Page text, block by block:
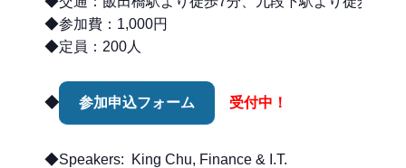
◆参加費：1,000円
◆定員：200人
◆ 参加申込フォーム 受付中！
◆Speakers: King Chu, Finance & I.T.